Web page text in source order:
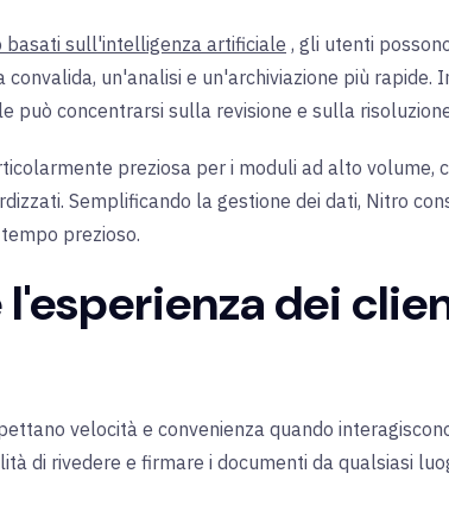
basati sull'intelligenza artificiale , gli utenti
convalida, un'analisi e un'archiviazione più
può concentrarsi sulla revisione e sulla
preziosa per i moduli ad alto volume,
Semplificando la gestione dei dati, Nitro
prezioso.
dei
velocità e convenienza quando
di rivedere e firmare i documenti da qualsiasi